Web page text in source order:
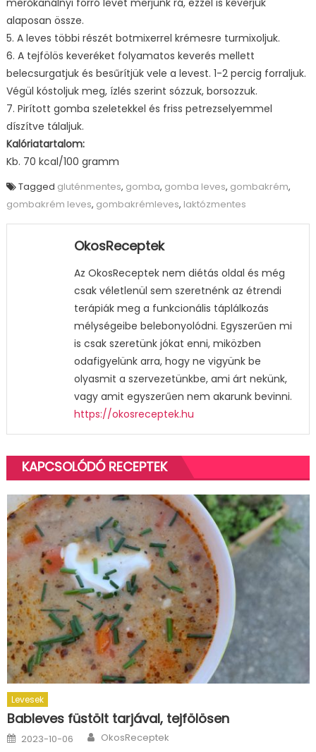
alaposan össze.
5. A leves többi részét botmixerrel krémesre turmixoljuk.
6. A tejfölös keveréket folyamatos keverés mellett
belecsurgatjuk és besűrítjük vele a levest. 1-2 percig forraljuk.
Végül kóstoljuk meg, ízlés szerint sózzuk, borsozzuk.
7. Pirított gomba szeletekkel és friss petrezselyemmel
díszítve tálaljuk.
Kalóriatartalom:
Kb. 70 kcal/100 gramm
Tagged gluténmentes, gomba, gomba leves, gombakrém,
gombakrém leves, gombakrémleves, laktózmentes
OkosReceptek
Az OkosReceptek nem diétás oldal és még
csak véletlenül sem szeretnénk az étrendi
terápiák meg a funkcionális táplálkozás
mélységeibe belebonyolódni. Egyszerűen mi
is csak szeretünk jókat enni, miközben
odafigyelünk arra, hogy ne vigyünk be
olyasmit a szervezetünkbe, ami árt nekünk,
vagy amit egyszerűen nem akarunk bevinni.
https://okosreceptek.hu
KAPCSOLÓDÓ RECEPTEK
Levesek
Bableves füstölt tarjával, tejfölösen
Posted
on
2023-10-06 Author
OkosReceptek